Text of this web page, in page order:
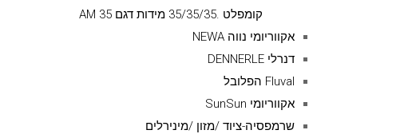
קומפלט .35/35/35 מידות דגם AM 35
אקווריומי נווה NEWA
דנרלי DENNERLE
Fluval הפלובל
אקווריומי SunSun
שרמפסיה-ציוד /מזון /מינירלים